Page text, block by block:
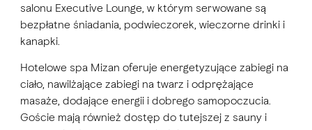
salonu Executive Lounge, w którym serwowane są
bezpłatne śniadania, podwieczorek, wieczorne drinki i
kanapki.
Hotelowe spa Mizan oferuje energetyzujące zabiegi na
ciało, nawilżające zabiegi na twarz i odprężające
masaże, dodające energii i dobrego samopoczucia.
Goście mają również dostęp do tutejszej z sauny i